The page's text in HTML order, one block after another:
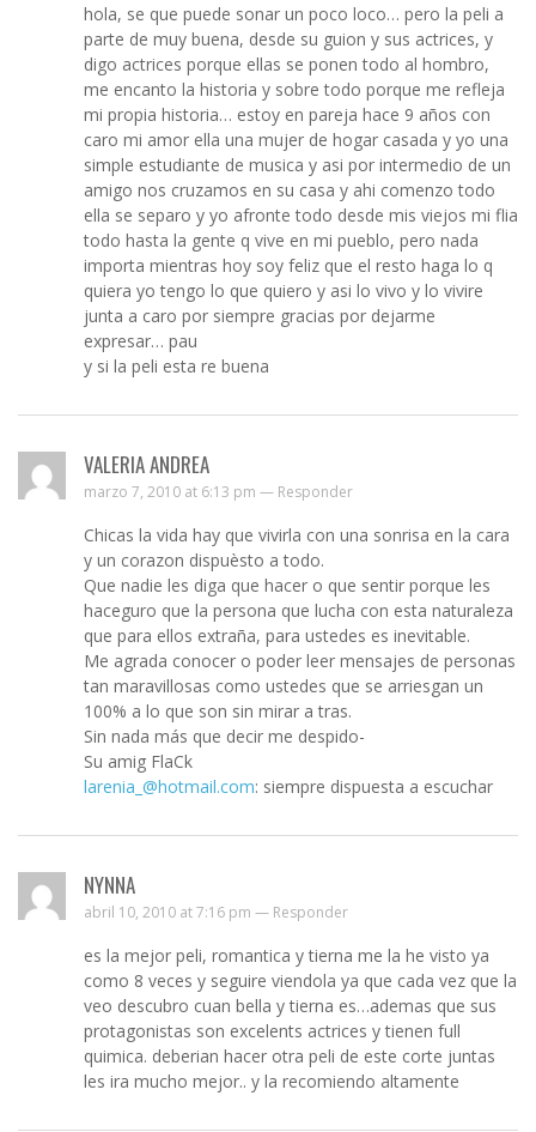
hola, se que puede sonar un poco loco… pero la peli a
parte de muy buena, desde su guion y sus actrices, y
digo actrices porque ellas se ponen todo al hombro,
me encanto la historia y sobre todo porque me refleja
mi propia historia… estoy en pareja hace 9 años con
caro mi amor ella una mujer de hogar casada y yo una
simple estudiante de musica y asi por intermedio de un
amigo nos cruzamos en su casa y ahi comenzo todo
ella se separo y yo afronte todo desde mis viejos mi flia
todo hasta la gente q vive en mi pueblo, pero nada
importa mientras hoy soy feliz que el resto haga lo q
quiera yo tengo lo que quiero y asi lo vivo y lo vivire
junta a caro por siempre gracias por dejarme
expresar… pau
y si la peli esta re buena
VALERIA ANDREA
marzo 7, 2010 at 6:13 pm — Responder
Chicas la vida hay que vivirla con una sonrisa en la cara
y un corazon dispuèsto a todo.
Que nadie les diga que hacer o que sentir porque les
haceguro que la persona que lucha con esta naturaleza
que para ellos extraña, para ustedes es inevitable.
Me agrada conocer o poder leer mensajes de personas
tan maravillosas como ustedes que se arriesgan un
100% a lo que son sin mirar a tras.
Sin nada más que decir me despido-
Su amig FlaCk
larenia_@hotmail.com: siempre dispuesta a escuchar
NYNNA
abril 10, 2010 at 7:16 pm — Responder
es la mejor peli, romantica y tierna me la he visto ya
como 8 veces y seguire viendola ya que cada vez que la
veo descubro cuan bella y tierna es…ademas que sus
protagonistas son excelents actrices y tienen full
quimica. deberian hacer otra peli de este corte juntas
les ira mucho mejor.. y la recomiendo altamente